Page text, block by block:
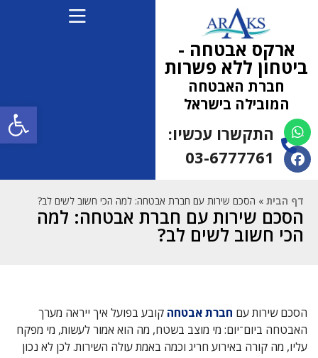
ארקס אבטחה -
ביטחון ללא פשרות
חברת האבטחה
המובילה בישראל
התקשרו עכשיו:
03-6777761
(למחפשי עבודה 052-
דף הבית » הסכם שירות עם חברת אבטחה: למה הכי חשוב לשים לב?
הסכם שירות עם חברת אבטחה: למה
הכי חשוב לשים לב?
הסכם שירות עם חברת אבטחה קובע בפועל איך ייראה מערך
האבטחה ביום־יום: מי מוצב בשטח, מה הוא אמור לעשות, מי מפקח
עליו, מה קורה באירוע חריג וכמה באמת עולה השירות. לכן לא נכון